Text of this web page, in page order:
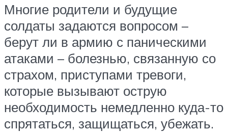
Многие родители и будущие
солдаты задаются вопросом –
берут ли в армию с паническими
атаками – болезнью, связанную со
страхом, приступами тревоги,
которые вызывают острую
необходимость немедленно куда-то
спрятаться, защищаться, убежать.